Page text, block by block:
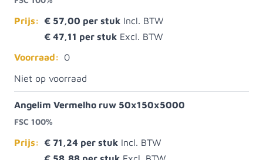
Prijs: € 57,00
€ 47,11
Voorraad:
0
Niet op voorraad
Angelim Vermelho ruw 50x150x5000
FSC 100%
Prijs: € 71,24